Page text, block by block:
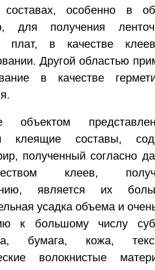
особенно в
для получения
плат, в качестве
Другой областью
в качестве
объектом
клеящие составы,
полученный согласно
клеев,
является их
усадка объема и
к большому числу
бумага, кожа,
волокнистые